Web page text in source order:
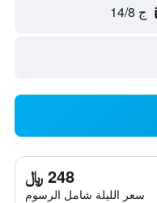
ج 14/8
248 ﷼
سعر الليلة شامل الرسوم